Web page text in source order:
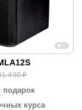
490 ₽
подарок
курса